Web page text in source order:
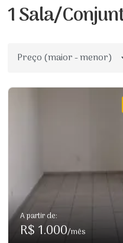
1 Sala/
Ordenar por
A partir de:
R$ 1.000/mês